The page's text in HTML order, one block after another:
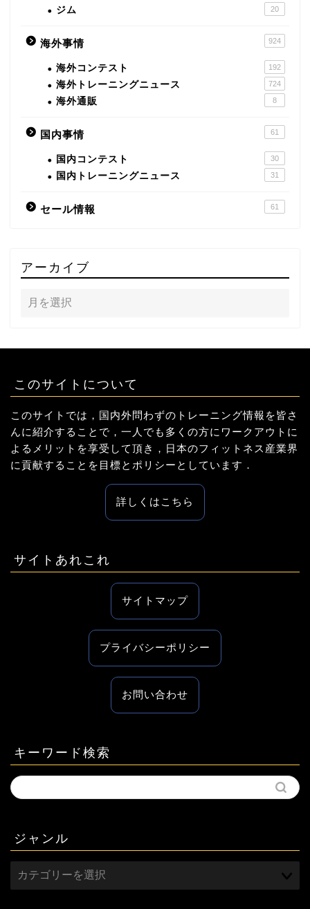
ジム 20
海外事情 924
海外コンテスト 192
海外トレーニングニュース 724
海外通販 8
国内事情 61
国内コンテスト 30
国内トレーニングニュース 31
セール情報 61
アーカイブ
このサイトについて
このサイトでは，国内外問わずのトレーニング情報を皆さ
んに紹介することで，一人でも多くの方にワークアウトに
よるメリットを享受して頂き，日本のフィットネス産業界
に貢献することを目標とポリシーとしています．
詳しくはこちら
サイトあれこれ
サイトマップ
プライバシーポリシー
お問い合わせ
キーワード検索
ジャンル